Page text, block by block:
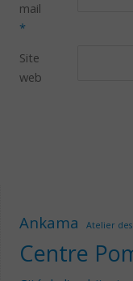
mail
*
Site
web
Ankama Atelier
Centre